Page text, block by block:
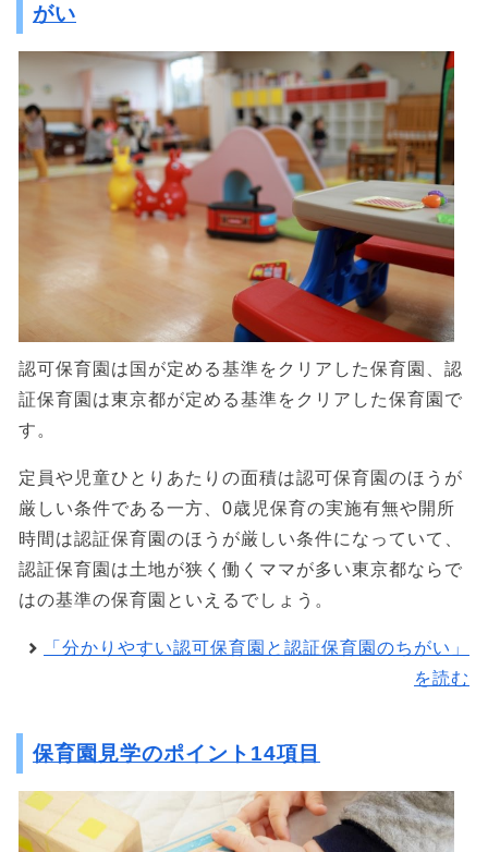
がい
認可保育園は国が定める基準をクリアした保育園、認
証保育園は東京都が定める基準をクリアした保育園で
す。
定員や児童ひとりあたりの面積は認可保育園のほうが
厳しい条件である一方、0歳児保育の実施有無や開所
時間は認証保育園のほうが厳しい条件になっていて、
認証保育園は土地が狭く働くママが多い東京都ならで
はの基準の保育園といえるでしょう。
「分かりやすい認可保育園と認証保育園のちがい」
を読む
保育園見学のポイント14項目